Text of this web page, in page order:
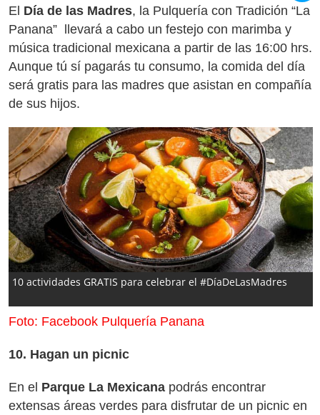
El Día de las Madres, la Pulquería con Tradición “La
Panana” llevará a cabo un festejo con marimba y
música tradicional mexicana a partir de las 16:00 hrs.
Aunque tú sí pagarás tu consumo, la comida del día
será gratis para las madres que asistan en compañía
de sus hijos.
10 actividades GRATIS para celebrar el #DíaDeLasMadres
Foto: Facebook Pulquería Panana
10. Hagan un picnic
En el Parque La Mexicana podrás encontrar
extensas áreas verdes para disfrutar de un picnic en